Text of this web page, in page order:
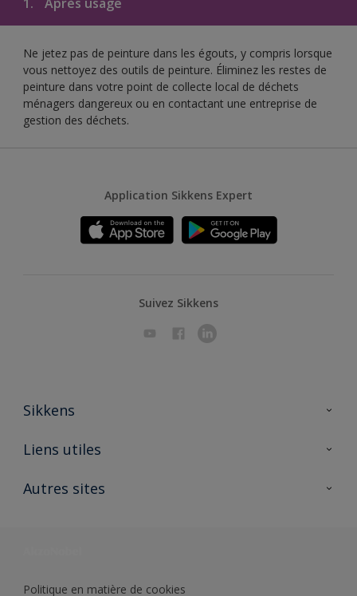
Ne jetez pas de peinture dans les égouts, y compris lorsque
vous nettoyez des outils de peinture. Éliminez les restes de
peinture dans votre point de collecte local de déchets
ménagers dangereux ou en contactant une entreprise de
gestion des déchets.
Application Sikkens Expert
Suivez Sikkens
Sikkens
A propos de Sikkens
Liens utiles
Ouvrir un magasin PASS
Autres sites
Politique en matière de cookies